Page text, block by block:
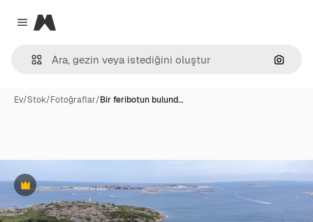
Close menu
Magnific
Ev/Stok/Fotoğraflar/Bir feribotun bulund…
Premium